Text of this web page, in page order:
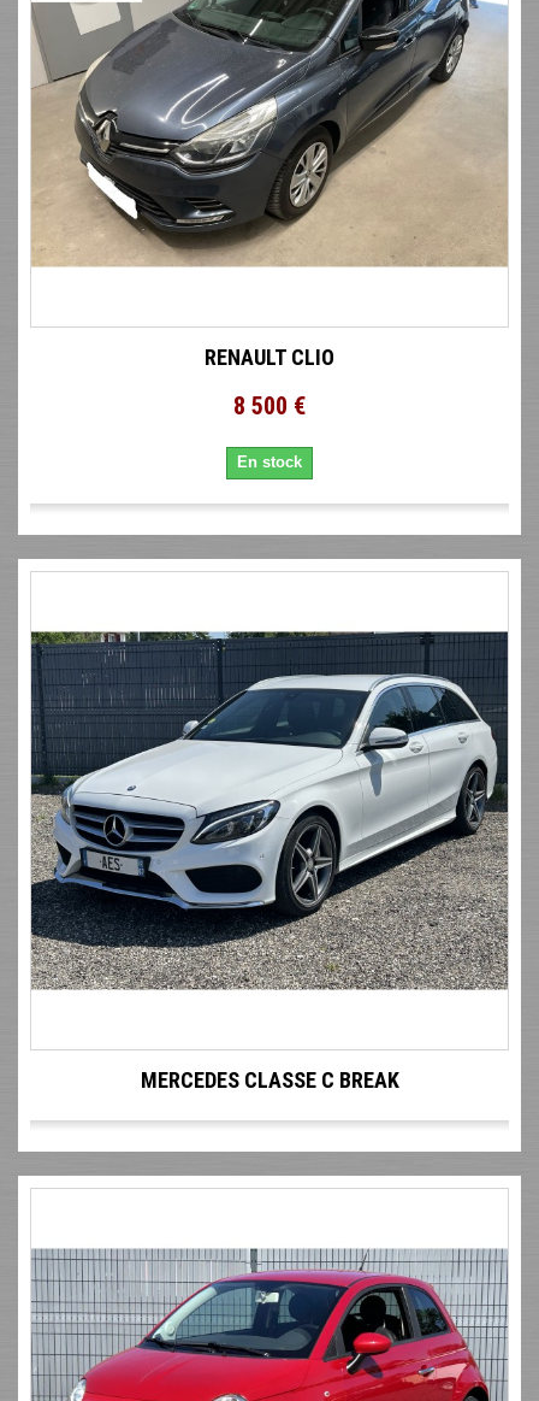
RENAULT CLIO
8 500 €
En stock
MERCEDES CLASSE C BREAK